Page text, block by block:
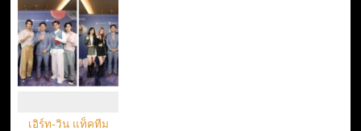
เอิร์ท-วิน แท็คทีม